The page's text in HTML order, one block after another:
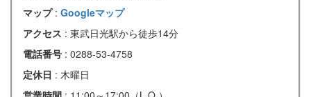
マップ : Googleマップ
アクセス : 東武日光駅から徒歩14分
電話番号 : 0288-53-4758
定休日 : 木曜日